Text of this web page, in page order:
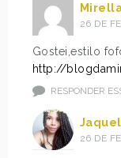
26 DE
Gostei,estilo
http://
RESPONDER
26 DE